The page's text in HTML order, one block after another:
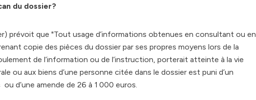
du dossier?
prévoit que "Tout usage d’informations obtenues en consultant ou en
copie des pièces du dossier par ses propres moyens lors de la
de l’information ou de l’instruction, porterait atteinte à la vie
ou aux biens d’une personne citée dans le dossier est puni d’un
d’une amende de 26 à 1 000 euros.